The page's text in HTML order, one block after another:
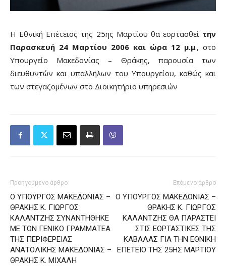
Η Εθνική Επέτειος της 25ης Μαρτίου θα εορτασθεί την
Παρασκευή 24 Μαρτίου 2006 και ώρα 12 μ.μ., στο
Υπουργείο Μακεδονίας – Θράκης, παρουσία των
διευθυντών και υπαλλήλων του Υπουργείου, καθώς και
των στεγαζομένων στο Διοικητήριο υπηρεσιών
Προηγούμενο άρθρο
Ο ΥΠΟΥΡΓΟΣ ΜΑΚΕΔΟΝΙΑΣ –
ΘΡΑΚΗΣ Κ. ΓΙΩΡΓΟΣ
ΚΑΛΑΝΤΖΗΣ ΣΥΝΑΝΤΗΘΗΚΕ
ΜΕ ΤΟΝ ΓΕΝΙΚΟ ΓΡΑΜΜΑΤΕΑ
ΤΗΣ ΠΕΡΙΦΕΡΕΙΑΣ
ΑΝΑΤΟΛΙΚΗΣ ΜΑΚΕΔΟΝΙΑΣ –
ΘΡΑΚΗΣ Κ. ΜΙΧΑΛΗ
Επόμενο άρθρο
Ο ΥΠΟΥΡΓΟΣ ΜΑΚΕΔΟΝΙΑΣ –
ΘΡΑΚΗΣ Κ. ΓΙΩΡΓΟΣ
ΚΑΛΑΝΤΖΗΣ ΘΑ ΠΑΡΑΣΤΕΙ
ΣΤΙΣ ΕΟΡΤΑΣΤΙΚΕΣ ΤΗΣ
ΚΑΒΑΛΑΣ ΓΙΑ ΤΗΝ ΕΘΝΙΚΗ
ΕΠΕΤΕΙΟ ΤΗΣ 25ΗΣ ΜΑΡΤΙΟΥ